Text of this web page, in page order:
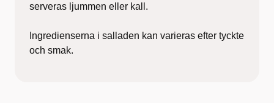
serveras ljummen eller kall.
Ingredienserna i salladen kan varieras efter tyckte
och smak.